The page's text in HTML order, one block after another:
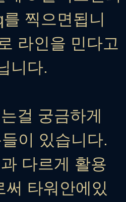
찍으면됩니
라인을 민다고
니다.
걸 궁금하게
이 있습니다.
다르게 활용
써 타워안에있